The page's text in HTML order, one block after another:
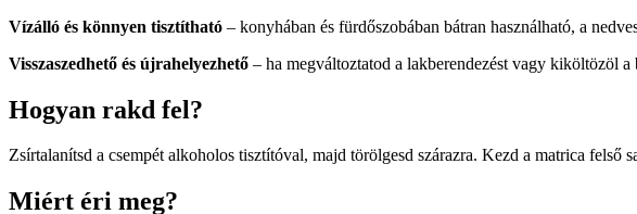
Vízálló és könnyen tisztítható – konyhában és fürdőszobában bátran használható, a
Visszaszedhető és újrahelyezhető – ha megváltoztatod a lakberendezést vagy kiköltözöl
Hogyan rakd fel?
Zsírtalanítsd a csempét alkoholos tisztítóval, majd törölgesd szárazra. Kezd a matrica felső
Miért éri meg?